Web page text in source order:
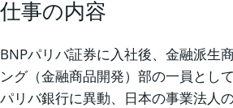
仕事の内容
BNPパリバ証券に入社後、金融派生
ング（金融商品開発）部の一員とし
パリバ銀行に異動、日本の事業法人